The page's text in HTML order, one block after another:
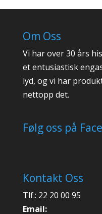
Om Oss
Vi har over 30 års
et entusiastisk
lyd, og vi har
nettopp det.
Følg oss på
Kontakt Oss
Tlf.: 22 20 00 95
Email: